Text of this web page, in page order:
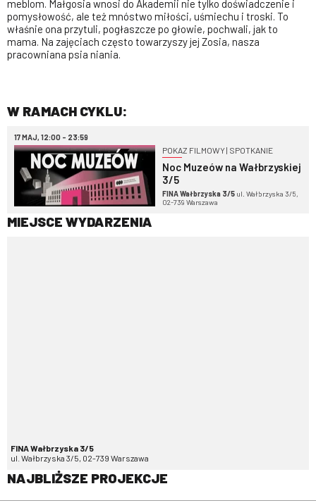
meblom. Małgosia wnosi do Akademii nie tylko doświadczenie i
pomysłowość, ale też mnóstwo miłości, uśmiechu i troski. To
właśnie ona przytuli, pogłaszcze po głowie, pochwali, jak to
mama. Na zajęciach często towarzyszy jej Zosia, nasza
pracowniana psia niania.
W RAMACH CYKLU:
17 MAJ, 12:00 - 23:59
POKAZ FILMOWY | SPOTKANIE
Noc Muzeów na Wałbrzyskiej
3/5
FINA Wałbrzyska 3/5 ul. Wałbrzyska 3/5,
02-739 Warszawa
MIEJSCE WYDARZENIA
FINA Wałbrzyska 3/5
ul. Wałbrzyska 3/5, 02-739 Warszawa
NAJBLIŻSZE PROJEKCJE